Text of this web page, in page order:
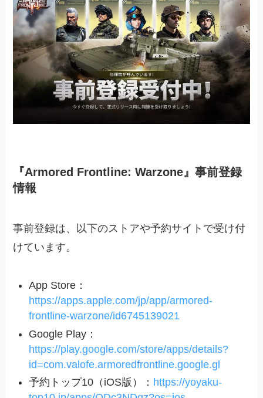
『Armored Frontline: Warzone』事前登録
情報
事前登録は、以下のストアや予約サイトで受け付
けています。
App Store：
https://apps.apple.com/jp/app/armored-
frontline-warzone/id6745139021
Google Play：
https://play.google.com/store/apps/details?
id=com.valofe.armoredfrontline.google.gl
予約トップ10（iOS版）： https://yoyaku-